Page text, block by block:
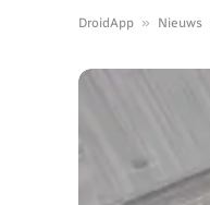
DroidApp » Nieuws